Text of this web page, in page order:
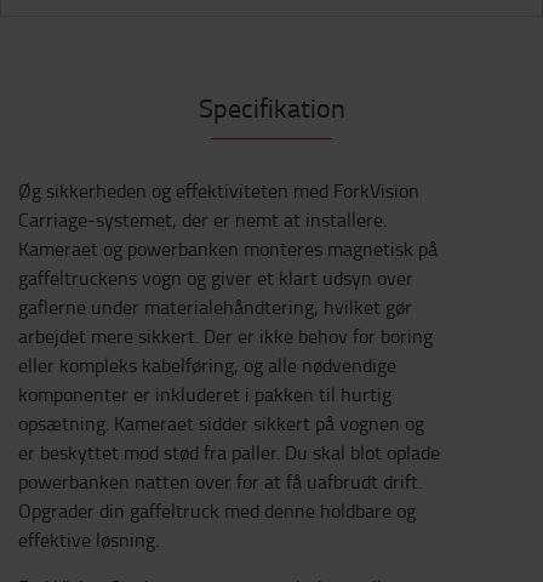
Specifikation
Øg sikkerheden og effektiviteten med ForkVision
Carriage-systemet, der er nemt at installere.
Kameraet og powerbanken monteres magnetisk på
gaffeltruckens vogn og giver et klart udsyn over
gaflerne under materialehåndtering, hvilket gør
arbejdet mere sikkert. Der er ikke behov for boring
eller kompleks kabelføring, og alle nødvendige
komponenter er inkluderet i pakken til hurtig
opsætning. Kameraet sidder sikkert på vognen og
er beskyttet mod stød fra paller. Du skal blot oplade
powerbanken natten over for at få uafbrudt drift.
Opgrader din gaffeltruck med denne holdbare og
effektive løsning.